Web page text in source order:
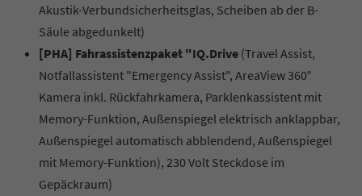
Akustik-Verbundsicherheitsglas, Scheiben ab der B-
Säule abgedunkelt)
[PHA] Fahrassistenzpaket "IQ.Drive (Travel Assist,
Notfallassistent "Emergency Assist", AreaView 360°
Kamera inkl. Rückfahrkamera, Parklenkassistent mit
Memory-Funktion, Außenspiegel elektrisch anklappbar,
Außenspiegel automatisch abblendend, Außenspiegel
mit Memory-Funktion), 230 Volt Steckdose im
Gepäckraum)